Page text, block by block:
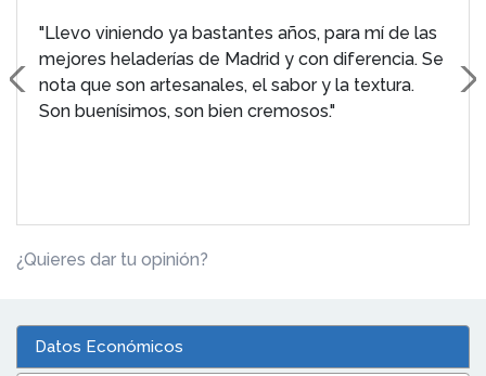
"Llevo viniendo ya bastantes años, para mí de las
mejores heladerías de Madrid y con diferencia. Se
nota que son artesanales, el sabor y la textura.
Son buenísimos, son bien cremosos."
¿Quieres dar tu opinión?
Datos Económicos